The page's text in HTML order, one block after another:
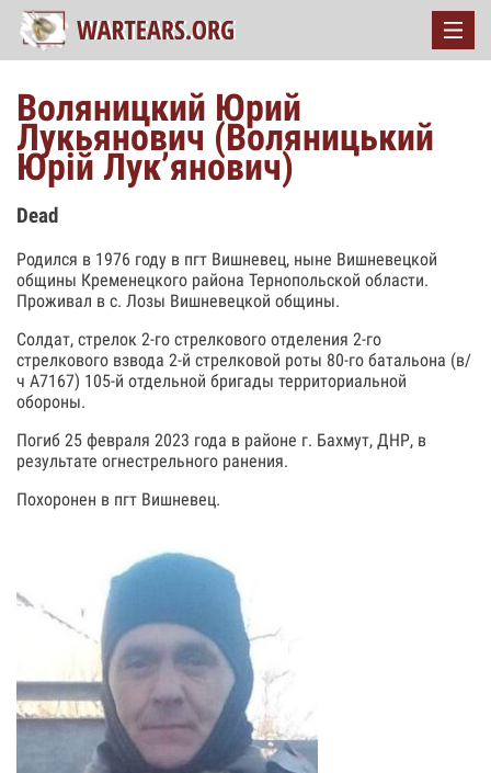
Воляницкий Юрий
Лукьянович (Воляницький
Юрій Лук’янович)
Dead
Родился в 1976 году в пгт Вишневец, ныне Вишневецкой
общины Кременецкого района Тернопольской области.
Проживал в с. Лозы Вишневецкой общины.
Солдат, стрелок 2-го стрелкового отделения 2-го
стрелкового взвода 2-й стрелковой роты 80-го батальона (в/
ч А7167) 105-й отдельной бригады территориальной
обороны.
Погиб 25 февраля 2023 года в районе г. Бахмут, ДНР, в
результате огнестрельного ранения.
Похоронен в пгт Вишневец.